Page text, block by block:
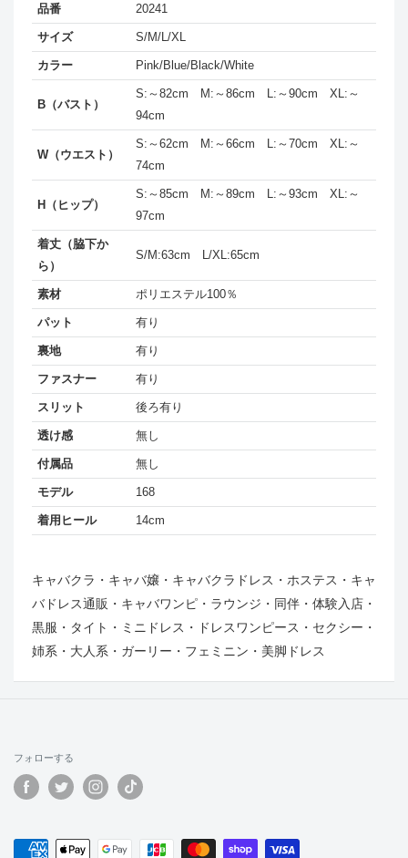
品番 20241
サイズ S/M/L/XL
カラー Pink/Blue/Black/White
B（バスト）
S:～82cm M:～86cm L:～90cm XL:～
94cm
W（ウエスト）
S:～62cm M:～66cm L:～70cm XL:～
74cm
H（ヒップ）
S:～85cm M:～89cm L:～93cm XL:～
97cm
着丈（脇下か
ら）
S/M:63cm L/XL:65cm
素材 ポリエステル100％
パット 有り
裏地 有り
ファスナー 有り
スリット 後ろ有り
透け感 無し
付属品 無し
モデル 168
着用ヒール 14cm
キャバクラ・キャバ嬢・キャバクラドレス・ホステス・キャ
バドレス通販・キャバワンピ・ラウンジ・同伴・体験入店・
黒服・タイト・ミニドレス・ドレスワンピース・セクシー・
姉系・大人系・ガーリー・フェミニン・美脚ドレス
フォローする